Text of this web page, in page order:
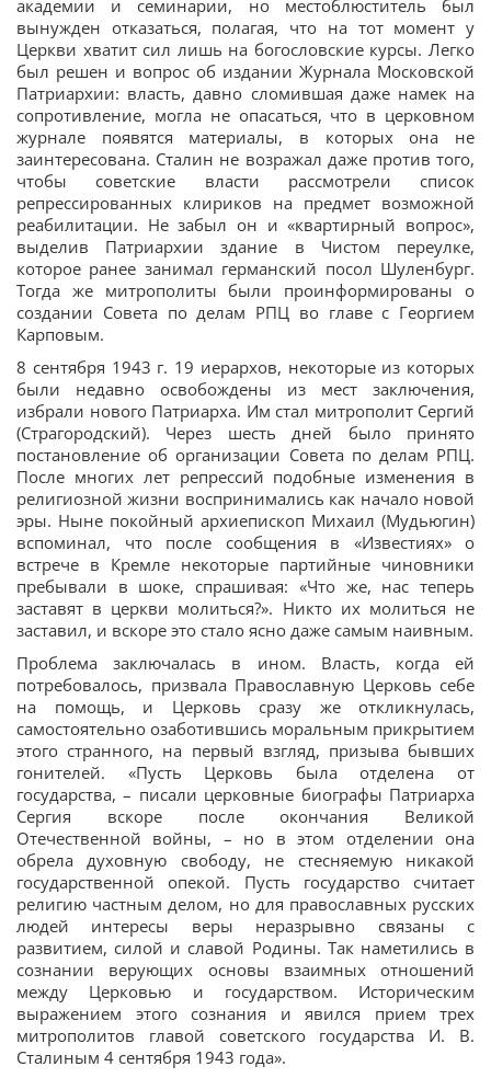
академии и семинарии, но местоблюститель был
вынужден отказаться, полагая, что на тот момент у
Церкви хватит сил лишь на богословские курсы. Легко
был решен и вопрос об издании Журнала Московской
Патриархии: власть, давно сломившая даже намек на
сопротивление, могла не опасаться, что в церковном
журнале появятся материалы, в которых она не
заинтересована. Сталин не возражал даже против того,
чтобы советские власти рассмотрели список
репрессированных клириков на предмет возможной
реабилитации. Не забыл он и «квартирный вопрос»,
выделив Патриархии здание в Чистом переулке,
которое ранее занимал германский посол Шуленбург.
Тогда же митрополиты были проинформированы о
создании Совета по делам РПЦ во главе с Георгием
Карповым.
8 сентября 1943 г. 19 иерархов, некоторые из которых
были недавно освобождены из мест заключения,
избрали нового Патриарха. Им стал митрополит Сергий
(Страгородский). Через шесть дней было принято
постановление об организации Совета по делам РПЦ.
После многих лет репрессий подобные изменения в
религиозной жизни воспринимались как начало новой
эры. Ныне покойный архиепископ Михаил (Мудьюгин)
вспоминал, что после сообщения в «Известиях» о
встрече в Кремле некоторые партийные чиновники
пребывали в шоке, спрашивая: «Что же, нас теперь
заставят в церкви молиться?». Никто их молиться не
заставил, и вскоре это стало ясно даже самым наивным.
Проблема заключалась в ином. Власть, когда ей
потребовалось, призвала Православную Церковь себе
на помощь, и Церковь сразу же откликнулась,
самостоятельно озаботившись моральным прикрытием
этого странного, на первый взгляд, призыва бывших
гонителей. «Пусть Церковь была отделена от
государства, – писали церковные биографы Патриарха
Сергия вскоре после окончания Великой
Отечественной войны, – но в этом отделении она
обрела духовную свободу, не стесняемую никакой
государственной опекой. Пусть государство считает
религию частным делом, но для православных русских
людей интересы веры неразрывно связаны с
развитием, силой и славой Родины. Так наметились в
сознании верующих основы взаимных отношений
между Церковью и государством. Историческим
выражением этого сознания и явился прием трех
митрополитов главой советского государства И. В.
Сталиным 4 сентября 1943 года».